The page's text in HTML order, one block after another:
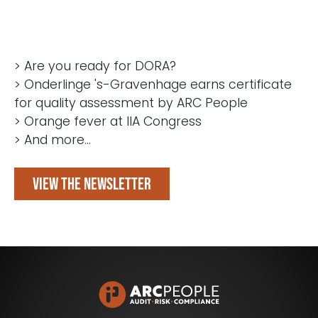
> Are you ready for DORA?
> Onderlinge 's-Gravenhage earns certificate
for quality assessment by ARC People
> Orange fever at IIA Congress
> And more...
View the newsletter
gebied van Audit, Risk en Compliance.